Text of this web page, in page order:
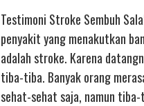
Testimoni Stroke Sembuh
penyakit yang menakutkan
adalah stroke. Karena
tiba-tiba. Banyak orang
sehat-sehat saja, namun